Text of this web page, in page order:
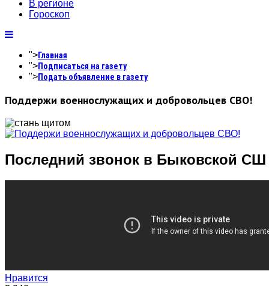
В регионе
Гороскоп
">Главная
">Подписаться на газету
">Подать объявление в газету
Поддержи военнослужащих и добровольцев СВО!
Последний звонок в Быковской
Нравится